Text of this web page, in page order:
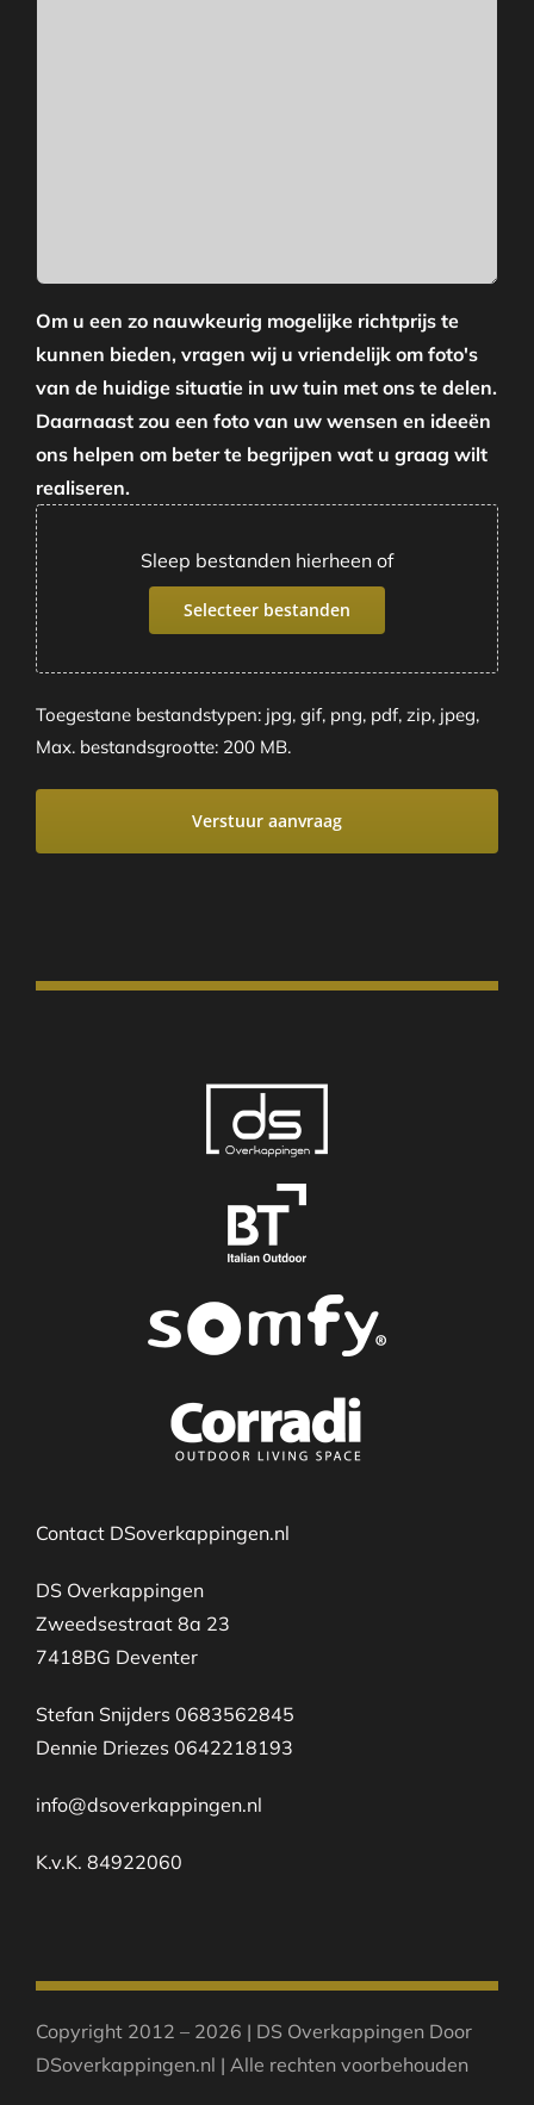
Om u een zo nauwkeurig mogelijke richtprijs te
kunnen bieden, vragen wij u vriendelijk om foto's
van de huidige situatie in uw tuin met ons te delen.
Daarnaast zou een foto van uw wensen en ideeën
ons helpen om beter te begrijpen wat u graag wilt
realiseren.
Sleep bestanden hierheen of
Selecteer bestanden
Toegestane bestandstypen: jpg, gif, png, pdf, zip, jpeg,
Max. bestandsgrootte: 200 MB.
Contact DSoverkappingen.nl
DS Overkappingen
Zweedsestraat 8a 23
7418BG Deventer
Stefan Snijders 0683562845
Dennie Driezes 0642218193
info@dsoverkappingen.nl
K.v.K. 84922060
Copyright 2012 – 2026 | DS Overkappingen Door
DSoverkappingen.nl | Alle rechten voorbehouden